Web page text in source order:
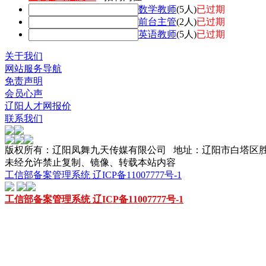
数学教师(5人)已过期
前台主管(2人)已过期
英语教师(5人)已过期
关于我们
网站服务导航
免责声明
会员心声
辽阳人才网报价
联系我们
版权所有：辽阳凤舞九天传媒有限公司 地址：辽阳市白塔区
未经允许禁止复制、镜像、转载本站内容
工信部备案管理系统 辽ICP备11007777号-1
工信部备案管理系统 辽ICP备11007777号-1